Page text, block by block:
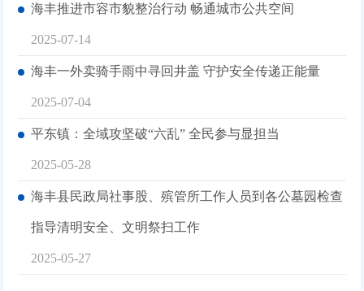
海丰推进市容市貌整治行动 畅通城市公共空间
2025-07-14
海丰一外卖骑手雨中寻回井盖 守护安全传递正能量
2025-07-04
平东镇：全域攻坚破“六乱” 全民参与显担当
2025-05-28
海丰县民政局社事股、殡管所工作人员到各公墓园检查
指导清明安全、文明祭扫工作
2025-05-27